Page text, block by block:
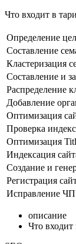
Что входит в
Определение
Составление
Кластеризация
Составление и
Распределение
Добавление
Оптимизация
Проверка
Оптимизация
Индексация
Создание и
Регистрация
Исправление
описание
Что входит